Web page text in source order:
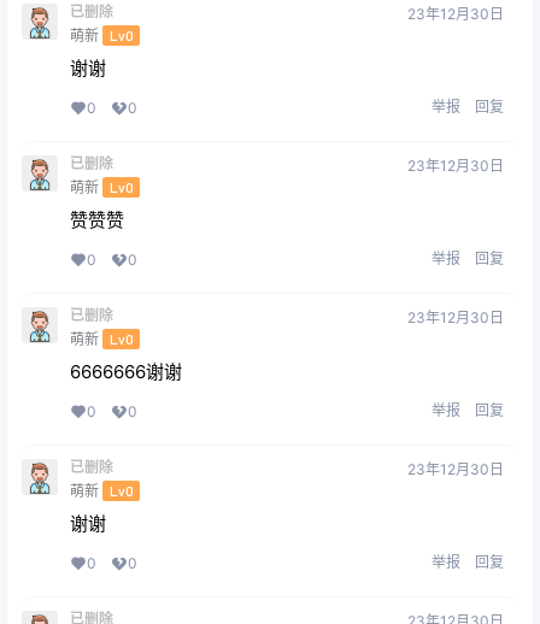
已删除
萌新 Lv0
23年12月30日
谢谢
0 0 举报 回复
已删除
萌新 Lv0
23年12月30日
赞赞赞
0 0 举报 回复
已删除
萌新 Lv0
23年12月30日
6666666谢谢
0 0 举报 回复
已删除
萌新 Lv0
23年12月30日
谢谢
0 0 举报 回复
已删除